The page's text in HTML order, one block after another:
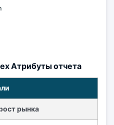
Атрибуты отчета
рынка